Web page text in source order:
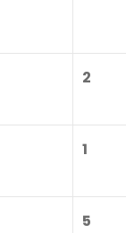
2
1
5